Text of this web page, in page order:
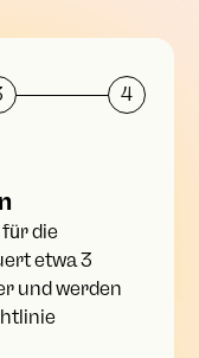
4
die
etwa 3
und werden